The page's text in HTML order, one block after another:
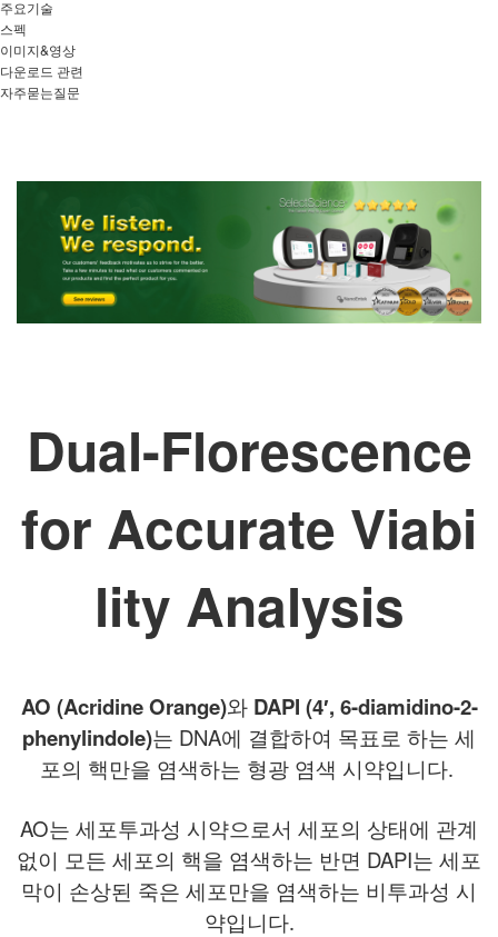
주요기술
스펙
이미지&영상
다운로드 관련
자주묻는질문
Dual-Florescence
for Accurate Viabi
lity Analysis
AO (Acridine Orange)와 DAPI (4′, 6-diamidino-2-
phenylindole)는 DNA에 결합하여 목표로 하는 세
포의 핵만을 염색하는 형광 염색 시약입니다.
AO는 세포투과성 시약으로서 세포의 상태에 관계
없이 모든 세포의 핵을 염색하는 반면 DAPI는 세포
막이 손상된 죽은 세포만을 염색하는 비투과성 시
약입니다.